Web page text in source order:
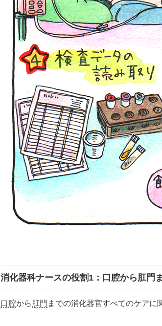
消化器科ナースの役割1：口腔から肛門
口腔から 肛門 までの消化器官すべてのケアに